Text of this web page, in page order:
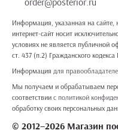
Информация, указанная на сайте,
интернет-сайт носит
условиях не является публичной
ст. 437 (п.2) Гражданского
Информация для
Мы получаем и обрабатываем
соответствии с политикой
обработку своих персональных
© 2012–2026 Магазин